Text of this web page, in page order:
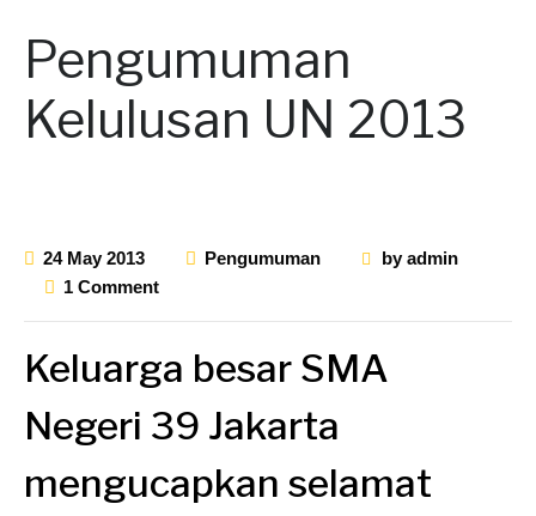
Pengumuman
Kelulusan UN 2013
24 May 2013 Pengumuman byadmin
1 Comment
Keluarga besar SMA
Negeri 39 Jakarta
mengucapkan selamat